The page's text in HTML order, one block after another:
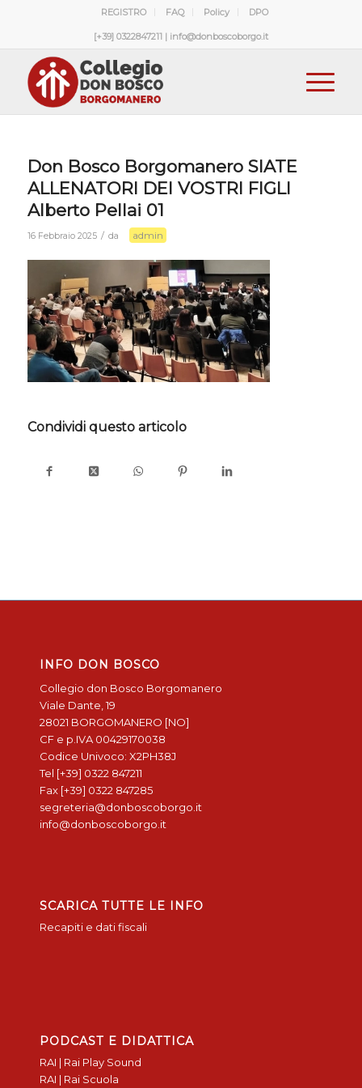
REGISTRO FAQ Policy DPO
[+39] 0322847211 | info@donboscoborgo.it
Don Bosco Borgomanero SIATE
ALLENATORI DEI VOSTRI FIGLI
Alberto Pellai 01
16 Febbraio 2025 / da admin
Condividi questo articolo
INFO DON BOSCO
Collegio don Bosco Borgomanero
Viale Dante, 19
28021 BORGOMANERO [NO]
CF e p.IVA 00429170038
Codice Univoco: X2PH38J
Tel [+39] 0322 847211
Fax [+39] 0322 847285
segreteria@donboscoborgo.it
info@donboscoborgo.it
SCARICA TUTTE LE INFO
Recapiti e dati fiscali
PODCAST E DIDATTICA
RAI | Rai Play Sound
RAI | Rai Scuola